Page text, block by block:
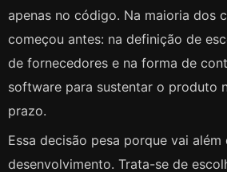
apenas no código. Na maioria dos
começou antes: na definição de
de fornecedores e na forma de
software para sustentar o produto
prazo.
Essa decisão pesa porque vai
desenvolvimento. Trata-se de